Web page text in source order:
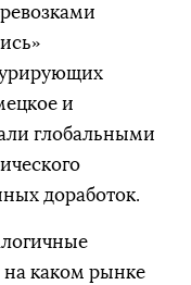
и
глобальными
доработок.
на каком рынке